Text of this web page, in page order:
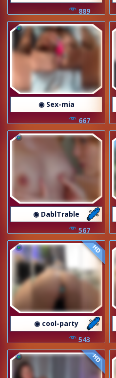
889
◉ Sex-mia
667
◉ DablTrable
567
HD
◉ cool-party
543
HD